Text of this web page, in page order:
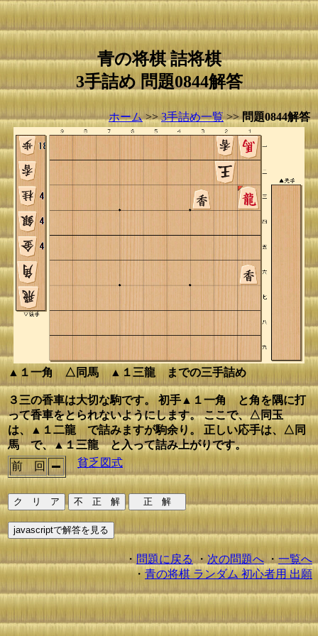
青の将棋 詰将棋
3手詰め 問題0844解答
ホーム>>3手詰め一覧>>問題0844解答
▲１一角 △同馬 ▲１三龍 までの三手詰め
３三の香車は大切な駒です。 初手▲１一角 と角を隅に打
って香車をとられないようにします。 ここで、△同玉
は、▲１二龍 で詰みますが駒余り。 正しい応手は、△同
馬 で、▲１三龍 と入って詰み上がりです。
前 回
貧乏図式
・ 問題に戻る・ 次の問題へ・ 一覧へ
・青の将棋 ランダム 初心者用 出願